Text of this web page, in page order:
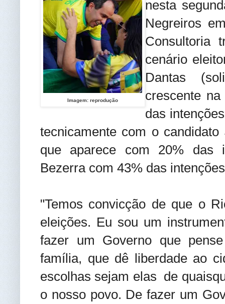
Imagem: reprodução
nesta
Negreiros
Consultoria
cenário
Dantas
crescente
das
tecnicamente com o
que aparece com 20% das
Bezerra com 43% das
"Temos convicção de que o
eleições. Eu sou um
fazer um Governo que
família, que dê liberdade ao
escolhas sejam elas de
o nosso povo. De fazer um